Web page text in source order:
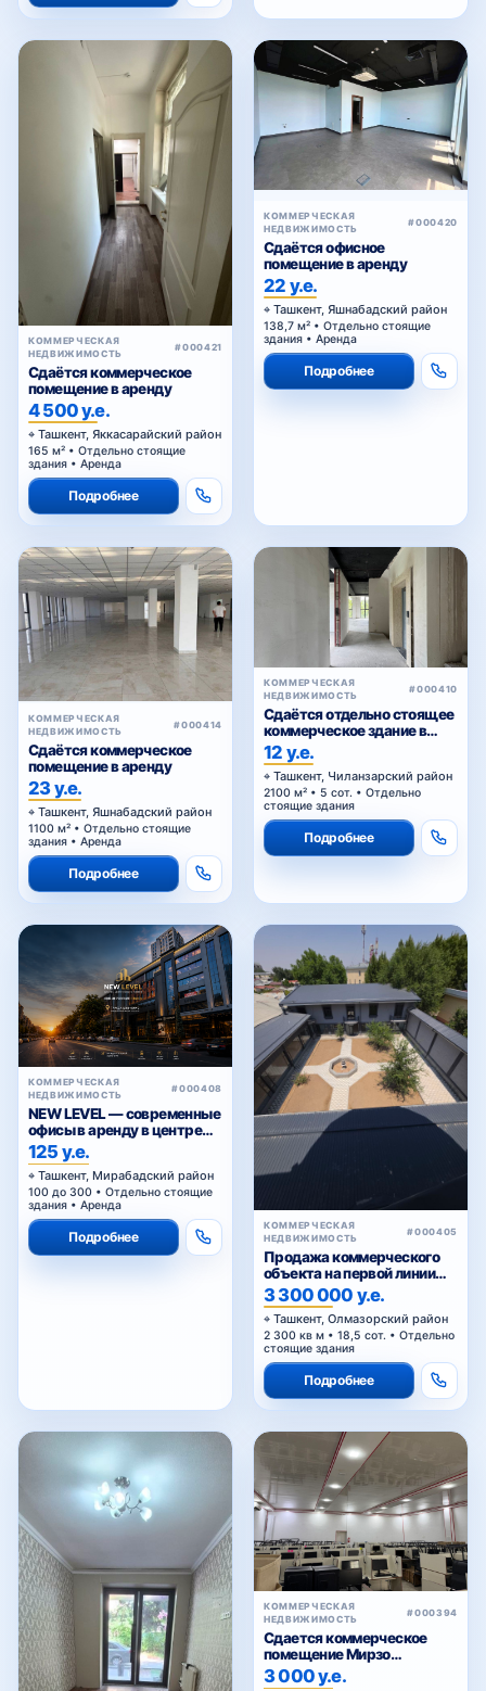
КОММЕРЧЕСКАЯ
НЕДВИЖИМОСТЬ
#000421
Сдаётся коммерческое
помещение в аренду
4 500 у.е.
Ташкент, Яккасарайский район
165 м² • Отдельно стоящие
здания • Аренда
Подробнее
КОММЕРЧЕСКАЯ
НЕДВИЖИМОСТЬ
#000420
Сдаётся офисное
помещение в аренду
22 у.е.
Ташкент, Яшнабадский район
138,7 м² • Отдельно стоящие
здания • Аренда
Подробнее
КОММЕРЧЕСКАЯ
НЕДВИЖИМОСТЬ
#000414
Сдаётся коммерческое
помещение в аренду
23 у.е.
Ташкент, Яшнабадский район
1100 м² • Отдельно стоящие
здания • Аренда
Подробнее
КОММЕРЧЕСКАЯ
НЕДВИЖИМОСТЬ
#000410
Сдаётся отдельно стоящее
коммерческое здание в
аренду
12 у.е.
Ташкент, Чиланзарский район
2100 м² • 5 сот. • Отдельно
стоящие здания
Подробнее
КОММЕРЧЕСКАЯ
НЕДВИЖИМОСТЬ
#000408
NEW LEVEL — современные
офисы в аренду в центре
Ташкента от 25 уе за м²
125 у.е.
Ташкент, Мирабадский район
100 до 300 • Отдельно стоящие
здания • Аренда
Подробнее
КОММЕРЧЕСКАЯ
НЕДВИЖИМОСТЬ
#000405
Продажа коммерческого
объекта на первой линии
Кольцевой дороги в
Ташкенте
3 300 000 у.е.
Ташкент, Олмазорский район
2 300 кв м • 18,5 сот. • Отдельно
стоящие здания
Подробнее
КОММЕРЧЕСКАЯ
НЕДВИЖИМОСТЬ
#000394
Сдается коммерческое
помещение Мирзо
Улугбекский район.
3 000 у.е.